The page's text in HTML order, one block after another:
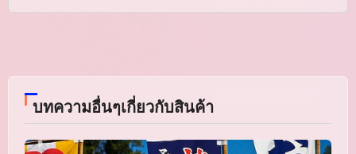
บทความอื่นๆเกี่ยวกับสินค้า